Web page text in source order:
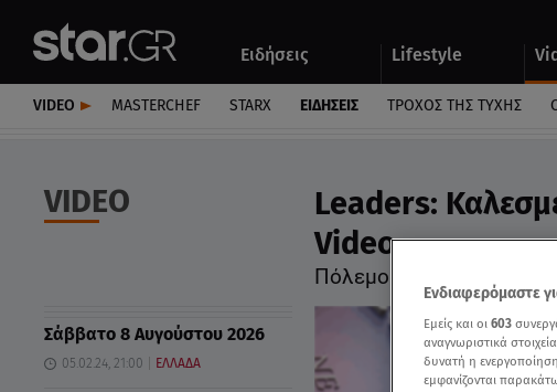
Ειδήσεις Lifestyle
Αυτοκίνητο
VIDEO MASTERCHEF STARX ΕΙΔΉΣΕΙΣ ΤΡΟΧΌΣ ΤΗΣ ΤΎΧΗΣ
VIDEO
Leaders:
Video
Πόλεμος δεδομένων
Σάββατο 8 Αυγούστου 2026
05.02.24, 21:00 ΕΛΛΑΔΑ
Ενδιαφερόμαστε
Εμείς και οι 603
αναγνωριστικά
δυνατή η
εμφανίζονται